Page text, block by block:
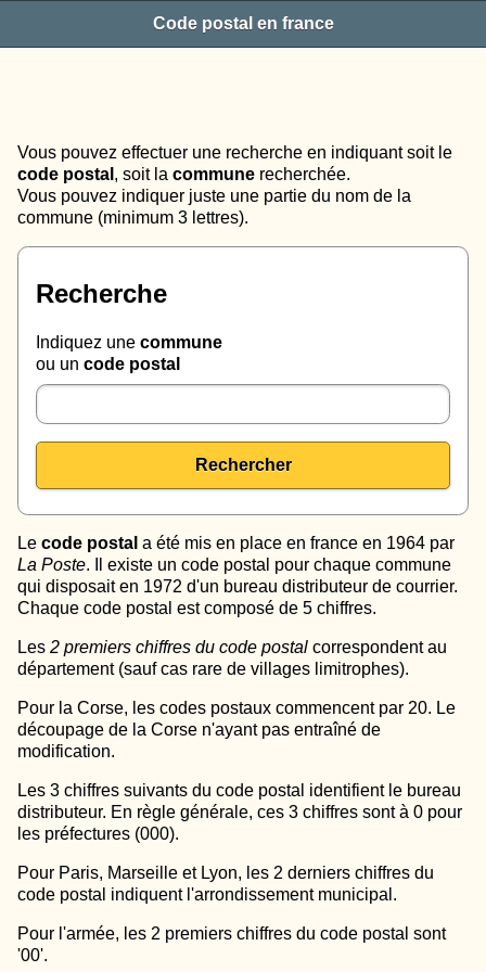
Code postal en france
Vous pouvez effectuer une recherche en indiquant soit le
code postal , soit la commune recherchée.
Vous pouvez indiquer juste une partie du nom de la
commune (minimum 3 lettres).
Recherche
Indiquez une commune
ou un code postal
Rechercher
Le code postal a été mis en place en france en 1964 par
La Poste. Il existe un code postal pour chaque commune
qui disposait en 1972 d'un bureau distributeur de courrier.
Chaque code postal est composé de 5 chiffres.
Les 2 premiers chiffres du code postal correspondent au
département (sauf cas rare de villages limitrophes).
Pour la Corse, les codes postaux commencent par 20. Le
découpage de la Corse n'ayant pas entraîné de
modification.
Les 3 chiffres suivants du code postal identifient le bureau
distributeur. En règle générale, ces 3 chiffres sont à 0 pour
les préfectures (000).
Pour Paris, Marseille et Lyon, les 2 derniers chiffres du
code postal indiquent l'arrondissement municipal.
Pour l'armée, les 2 premiers chiffres du code postal sont
'00'.